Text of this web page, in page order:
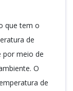
que tem o
de
por meio de
O
de